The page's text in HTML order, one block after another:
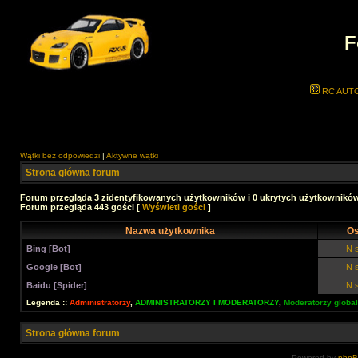
RC
Wątki bez odpowiedzi | Aktywne wątki
Strona główna forum
Forum przegląda 3 zidentyfikowanych użytkowników i 0 ukrytych
Forum przegląda 443 gości [ Wyświetl gości ]
Nazwa użytkownika
Bing [Bot]
N
Google [Bot]
N
Baidu [Spider]
N
Legenda :: Administratorzy, ADMINISTRATORZY I MODERATORZY, Moderatorzy
Strona główna forum